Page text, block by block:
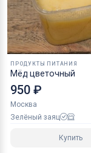
ПРОДУКТЫ ПИТАНИЯ
Мёд цветочный
950 ₽
Москва
Зелёный заяц
Купить